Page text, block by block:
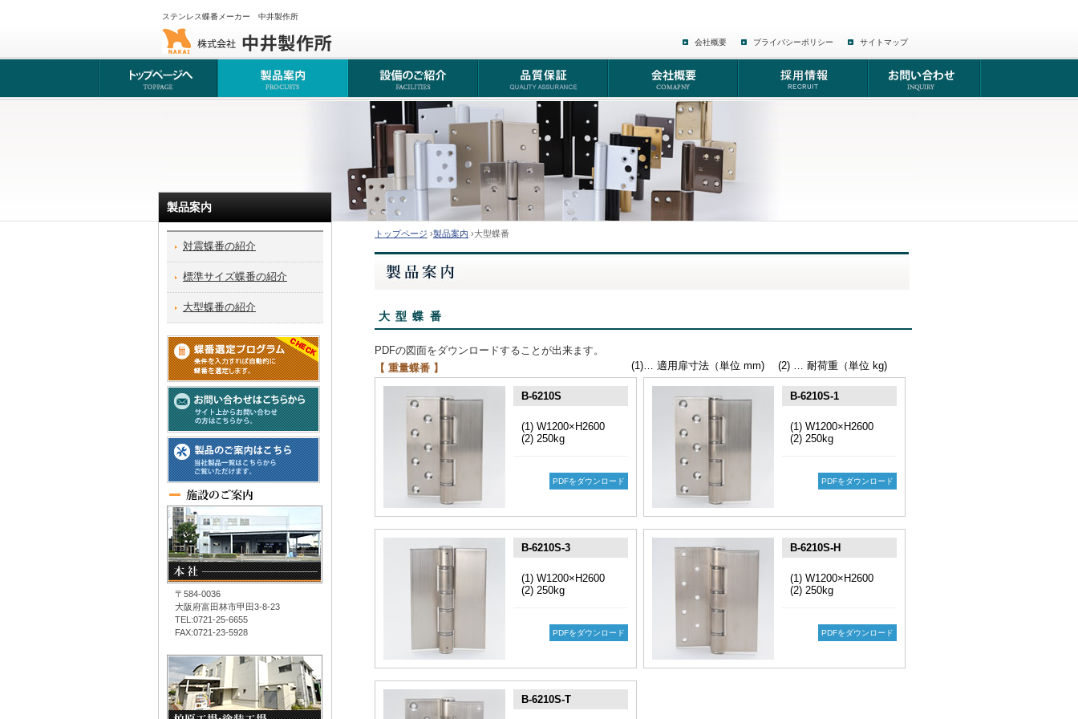
ステンレス蝶番メーカー 中井製作所
会社概要 プライバシーポリシー サイトマップ
トップページ ›製品案内 ›大型蝶番
大型蝶番
PDFの図面をダウンロードすることが出来ます。
【 重量蝶番 】
(1)… 適用扉寸法（単位 mm) (2) … 耐荷重（単位 kg)
B-6210S
(1) W1200×H2600
(2) 250kg
PDFをダウンロード
B-6210S-1
(1) W1200×H2600
(2) 250kg
PDFをダウンロード
B-6210S-3
(1) W1200×H2600
(2) 250kg
PDFをダウンロード
B-6210S-H
(1) W1200×H2600
(2) 250kg
PDFをダウンロード
B-6210S-T
製品案内
対震蝶番の紹介
標準サイズ蝶番の紹介
大型蝶番の紹介
〒584-0036
大阪府富田林市甲田3-8-23
TEL:0721-25-6655
FAX:0721-23-5928